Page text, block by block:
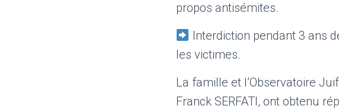
propos antisémites.
Interdiction pendant 3 ans
les victimes.
La famille et l’Observatoire
Franck SERFATI, ont obtenu